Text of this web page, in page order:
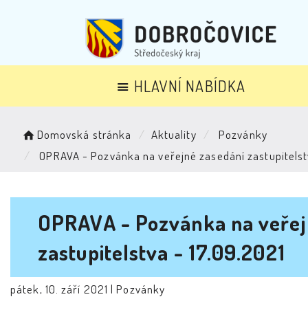
HLAVNÍ NABÍDKA
Domovská stránka Aktuality
Pozvánky
OPRAVA - Pozvánka na veřejné zasedání
OPRAVA - Pozvánka na
zastupitelstva - 17.09.2021
pátek, 10. září 2021 |Pozvánky